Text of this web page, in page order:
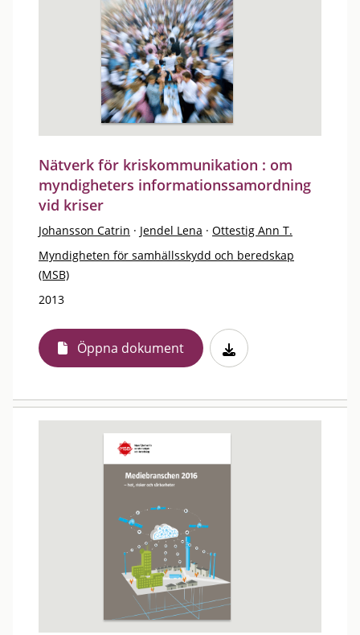
Nätverk för kriskommunikation : om
myndigheters informationssamordning
vid kriser
Johansson Catrin · Jendel Lena · Ottestig Ann T.
Myndigheten för samhällsskydd och beredskap
(MSB)
2013
Öppna dokument